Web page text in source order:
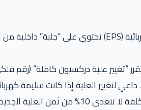
“تغيير علبة دركسيون كاملة” (رقم
داعي لتغيير العلبة إذا كانت سليمة
الجديدة، وهو حل مجرب وفعال.